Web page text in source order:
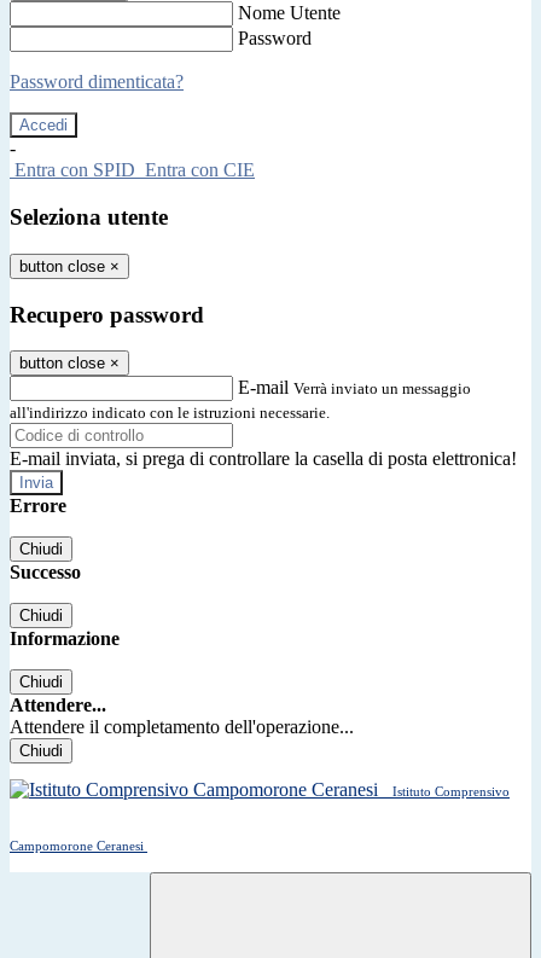
Nome Utente
Password
Password dimenticata?
-
Entra con SPID Entra con CIE
Seleziona utente
button close ×
Recupero password
button close ×
E-mail Verrà inviato un messaggio
all'indirizzo indicato con le istruzioni necessarie.
E-mail inviata, si prega di controllare la casella di posta elettronica!
Errore
Chiudi
Successo
Chiudi
Informazione
Chiudi
Attendere...
Attendere il completamento dell'operazione...
Chiudi
Istituto Comprensivo
Campomorone Ceranesi